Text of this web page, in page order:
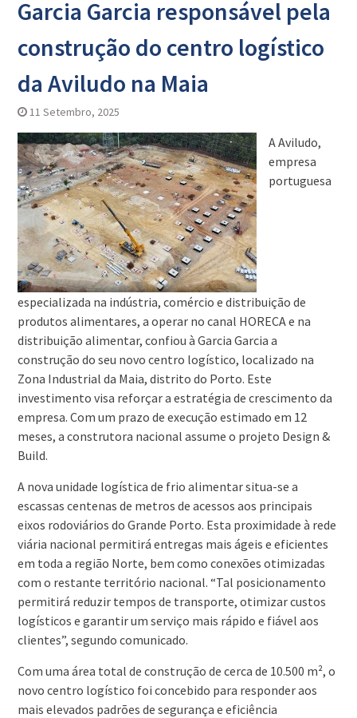
Garcia Garcia responsável pela
construção do centro logístico
da Aviludo na Maia
11 Setembro, 2025
A Aviludo,
empresa
portuguesa
especializada na indústria, comércio e distribuição de
produtos alimentares, a operar no canal HORECA e na
distribuição alimentar, confiou à Garcia Garcia a
construção do seu novo centro logístico, localizado na
Zona Industrial da Maia, distrito do Porto. Este
investimento visa reforçar a estratégia de crescimento da
empresa. Com um prazo de execução estimado em 12
meses, a construtora nacional assume o projeto Design &
Build.
A nova unidade logística de frio alimentar situa-se a
escassas centenas de metros de acessos aos principais
eixos rodoviários do Grande Porto. Esta proximidade à rede
viária nacional permitirá entregas mais ágeis e eficientes
em toda a região Norte, bem como conexões otimizadas
com o restante território nacional. “Tal posicionamento
permitirá reduzir tempos de transporte, otimizar custos
logísticos e garantir um serviço mais rápido e fiável aos
clientes”, segundo comunicado.
Com uma área total de construção de cerca de 10.500 m², o
novo centro logístico foi concebido para responder aos
mais elevados padrões de segurança e eficiência